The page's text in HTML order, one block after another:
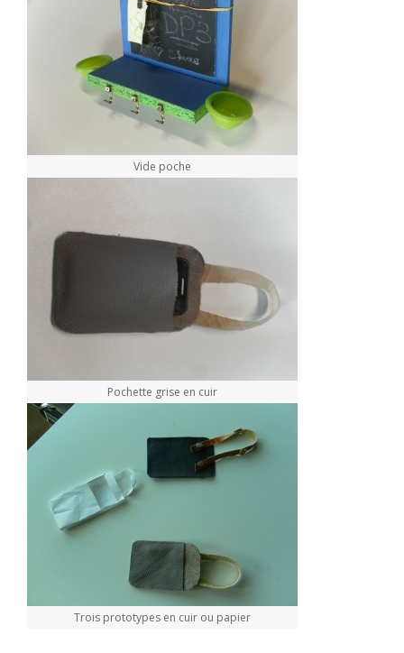
Vide poche
Pochette grise en cuir
Trois prototypes en cuir ou papier